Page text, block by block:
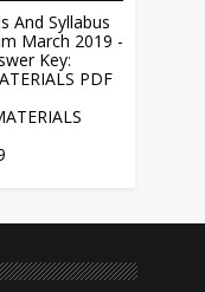
And Syllabus
March 2019 -
Key:
PDF